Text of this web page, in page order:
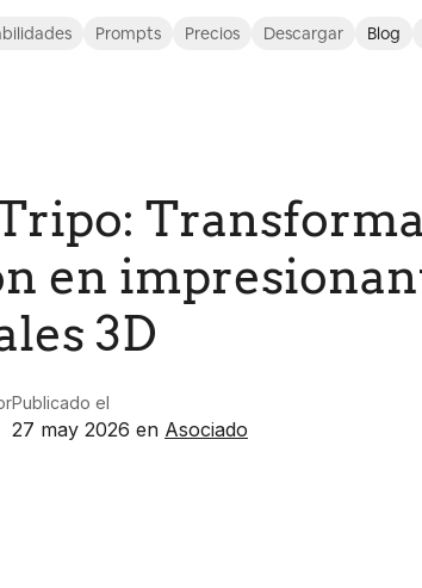
Prompts Precios Descargar Blog
en
3D
Publicado el
27 may 2026 en Asociado